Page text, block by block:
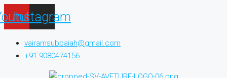
Instagram
vairamsubbaiah@gmail.com
+91 9080474156